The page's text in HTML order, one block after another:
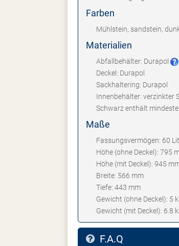
Farben
Mühlstein, sandstein,
Materialien
Abfallbehälter: Durapol
Deckel: Durapol
Sackhaltering: Durapol
Innenbehälter: verzinkter
Schwarz enthält
Maße
Fassungsvermögen: 60
Höhe (ohne Deckel): 795
Höhe (mit Deckel): 945
Breite: 566 mm
Tiefe: 443 mm
Gewicht (ohne Deckel): 5
Gewicht (mit Deckel): 6.8
F.A.Q